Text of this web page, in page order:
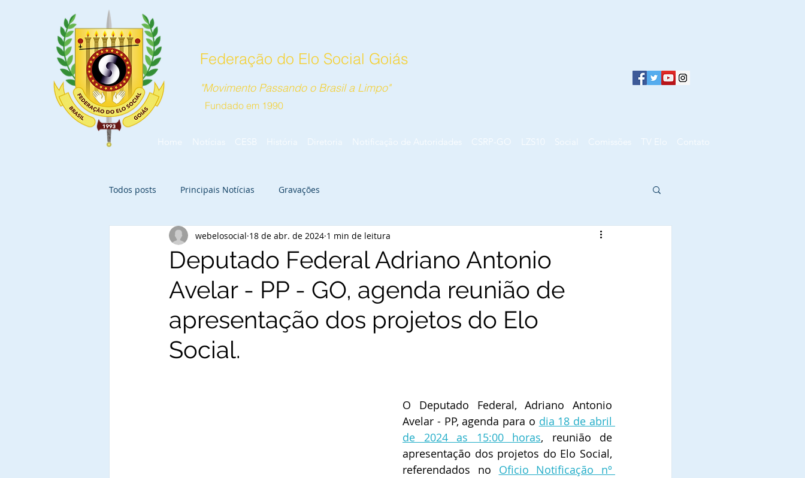
Federação do Elo Social Goiás
"Movimento Passando o Brasil a Limpo"
Fundado em 1990
Home Notícias CESB História Diretoria Notificação de Autoridades CSRP-GO LZS10 Social Comissões TV Elo Contato
Todos posts Principais Notícias Gravações
Deputado Federal Adriano Antonio
Avelar - PP - GO, agenda reunião de
apresentação dos projetos do Elo
Social.
webelosocial 18 de abr. de 2024 1 min de leitura
O Deputado Federal, Adriano Antonio
Avelar - PP, agenda para o dia 18 de abril
de 2024 as 15:00 horas, reunião de
apresentação dos projetos do Elo Social,
referendados no Oficio Notificação nº